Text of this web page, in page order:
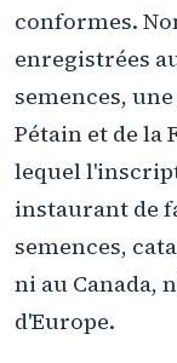
conformes.
enregistrées
semences,
Pétain et de la
lequel
instaurant de
semences,
ni au Canada,
d'Europe.